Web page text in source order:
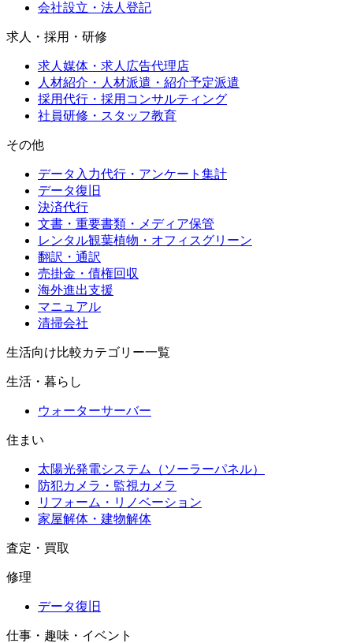
会社設立・法人登記
求人・採用・研修
求人媒体・求人広告代理店
人材紹介・人材派遣・紹介予定派遣
採用代行・採用コンサルティング
社員研修・スタッフ教育
その他
データ入力代行・アンケート集計
データ復旧
決済代行
文書・重要書類・メディア保管
レンタル観葉植物・オフィスグリーン
翻訳・通訳
売掛金・債権回収
海外進出支援
マニュアル
清掃会社
生活向け比較カテゴリー一覧
生活・暮らし
ウォーターサーバー
住まい
太陽光発電システム（ソーラーパネル）
防犯カメラ・監視カメラ
リフォーム・リノベーション
家屋解体・建物解体
査定・買取
修理
データ復旧
仕事・趣味・イベント